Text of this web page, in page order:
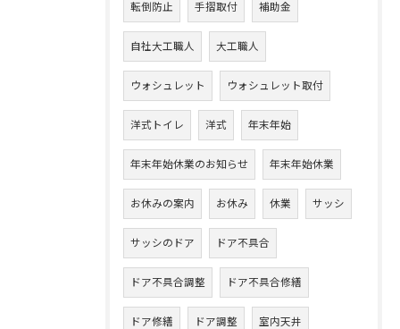
転倒防止 手摺取付 補助金
自社大工職人 大工職人
ウォシュレット ウォシュレット取付
洋式トイレ 洋式 年末年始
年末年始休業のお知らせ 年末年始休業
お休みの案内 お休み 休業 サッシ
サッシのドア ドア不具合
ドア不具合調整 ドア不具合修繕
ドア修繕 ドア調整 室内天井